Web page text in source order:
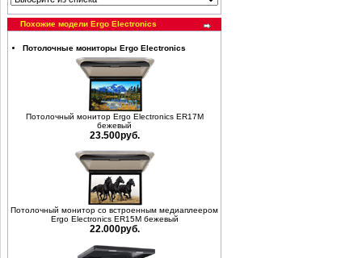
Похожие модели Ergo Electronics
Потолочные мониторы Ergo Electronics
Потолочный монитор Ergo Electronics ER17M
бежевый
23.500руб.
Потолочный монитор со встроенным медиаплеером
Ergo Electronics ER15M бежевый
22.000руб.